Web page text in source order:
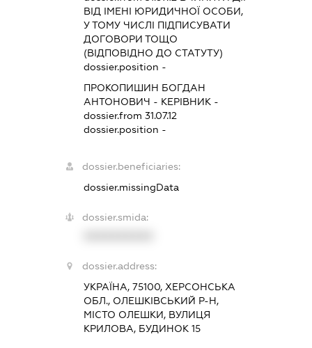
ВІД ІМЕНІ ЮРИДИЧНОЇ ОСОБИ,
У ТОМУ ЧИСЛІ ПІДПИСУВАТИ
ДОГОВОРИ ТОЩО
(ВІДПОВІДНО ДО СТАТУТУ)
dossier.position -
ПРОКОПИШИН БОГДАН
АНТОНОВИЧ - КЕРІВНИК -
dossier.from 31.07.12
dossier.position -
dossier.beneficiaries:
dossier.missingData
dossier.smida:
dossier.address:
УКРАЇНА, 75100, ХЕРСОНСЬКА
ОБЛ., ОЛЕШКІВСЬКИЙ Р-Н,
МІСТО ОЛЕШКИ, ВУЛИЦЯ
КРИЛОВА, БУДИНОК 15